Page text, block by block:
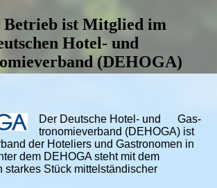
Betrieb ist Mitglied im
Hotel- und
(DEHOGA)
Der Deutsche Hotel- und Gas­
tro­no­mie­ver­band (DEHOGA) ist
der Hoteliers und Gastronomen in
dem DEHOGA steht mit dem
starkes Stück mittelstän­discher